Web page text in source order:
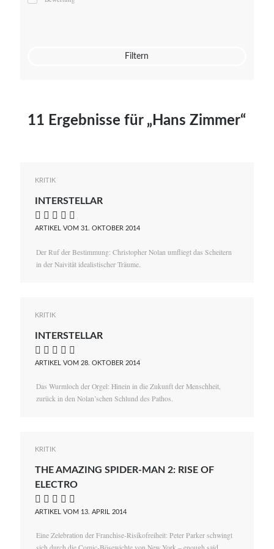
Mato von Vogelstein
Filtern
11 Ergebnisse für „Hans Zimmer“
KRITIK
INTERSTELLAR
    
ARTIKEL VOM 31. OKTOBER 2014
Der Ruf der Bestimmung: Christopher Nolan umfliegt das Scheitern
in der Naivität idealistischer Träume.
KRITIK
INTERSTELLAR
    
ARTIKEL VOM 28. OKTOBER 2014
Das Wurmloch der Orgel: Hinein in die Zukunft der Menschheit,
zurück in den Nolan’schen Schlund des Pathos.
KRITIK
THE AMAZING SPIDER-MAN 2: RISE OF
ELECTRO
    
ARTIKEL VOM 13. APRIL 2014
Eine Zelebration der Franchise-Risikofreiheit: Peter Parker schwingt